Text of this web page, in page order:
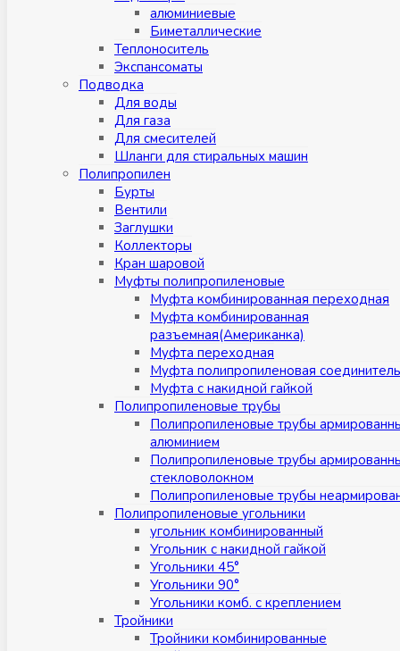
алюминиевые
Биметаллические
Теплоноситель
Экспансоматы
Подводка
Для воды
Для газа
Для смесителей
Шланги для стиральных машин
Полипропилен
Бурты
Вентили
Заглушки
Коллекторы
Кран шаровой
Муфты полипропиленовые
Муфта комбинированная переходная
Муфта комбинированная
разъемная(Американка)
Муфта переходная
Муфта полипропиленовая
Муфта с накидной гайкой
Полипропиленовые трубы
Полипропиленовые трубы
алюминием
Полипропиленовые трубы
стекловолокном
Полипропиленовые трубы
Полипропиленовые угольники
угольник комбинированный
Угольник с накидной гайкой
Угольники 45°
Угольники 90°
Угольники комб. с креплением
Тройники
Тройники комбинированные